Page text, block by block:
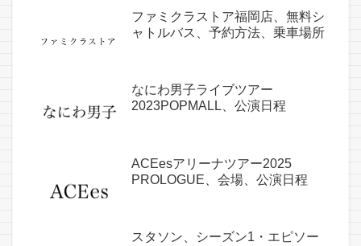
ファミクラストア福岡店、無料シ
ャトルバス、予約方法、乗車場所
なにわ男子ライブツアー
2023POPMALL、公演日程
ACEesアリーナツアー2025
PROLOGUE、会場、公演日程
スタソン、シーズン1・エピソー